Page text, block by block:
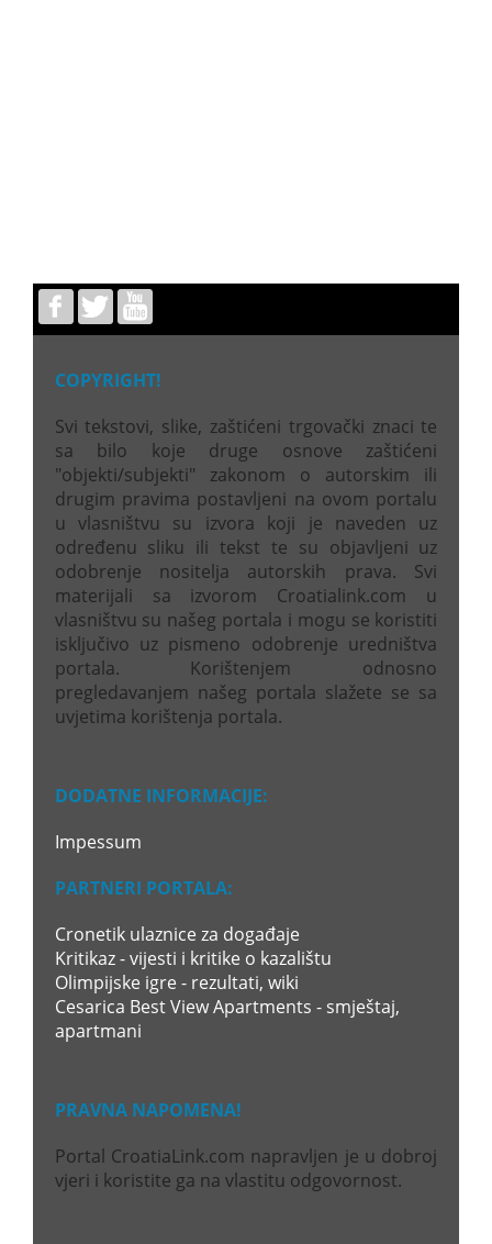
COPYRIGHT!
Svi tekstovi, slike, zaštićeni trgovački znaci te
sa bilo koje druge osnove zaštićeni
"objekti/subjekti" zakonom o autorskim ili
drugim pravima postavljeni na ovom portalu
u vlasništvu su izvora koji je naveden uz
određenu sliku ili tekst te su objavljeni uz
odobrenje nositelja autorskih prava. Svi
materijali sa izvorom Croatialink.com u
vlasništvu su našeg portala i mogu se koristiti
isključivo uz pismeno odobrenje uredništva
portala. Korištenjem odnosno
pregledavanjem našeg portala slažete se sa
uvjetima korištenja portala.
DODATNE INFORMACIJE:
Impessum
PARTNERI PORTALA:
Cronetik ulaznice za događaje
Kritikaz - vijesti i kritike o kazalištu
Olimpijske igre - rezultati, wiki
Cesarica Best View Apartments - smještaj,
apartmani
PRAVNA NAPOMENA!
Portal CroatiaLink.com napravljen je u dobroj
vjeri i koristite ga na vlastitu odgovornost.